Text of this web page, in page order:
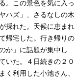
。この景色を気に入っ
ハズ」、さるなしの木
採れた。天候に恵まれ
帰宅した。行き帰りの
か」に話題が集中し
いた。４日続きの２０
く利用した小池さん、